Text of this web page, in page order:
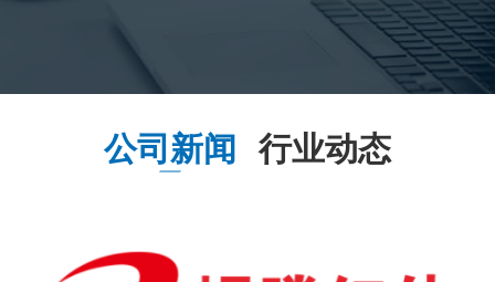
公司新闻 行业动态